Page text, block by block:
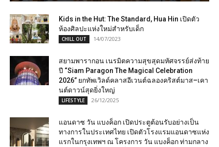
Kids in the Hut: The Standard, Hua Hin เปิดตัว
ห้องศิลปะแห่งใหม่สำหรับเด็ก
CHILL OUT 14/07/2023
สยามพารากอน เนรมิตความสุขสุดมหัศจรรย์ส่งท้าย
ปี “Siam Paragon The Magical Celebration
2026” ยกทัพเวิลด์คลาสอีเวนต์ฉลองคริสต์มาส–เคา
นต์ดาวน์สุดยิ่งใหญ่
LIFESTYLE 26/12/2025
แอนดาซ วัน แบงค็อก เปิดประตูต้อนรับอย่างเป็น
ทางการในประเทศไทย เปิดตัวโรงแรมแอนดาซแห่ง
แรกในกรุงเทพฯ ณ โครงการ วัน แบงค็อก ท่ามกลาง